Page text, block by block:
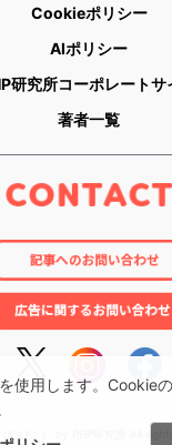
使用します。Cookie
Cookieポリシー
AIポリシー
研究所コーポレートサ
著者一覧
のびこ） by PHP研究所 All